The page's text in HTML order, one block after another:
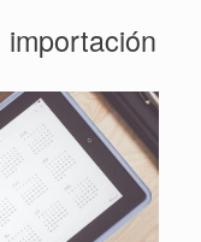
importación